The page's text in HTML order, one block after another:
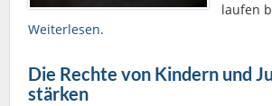
laufen
Weiterlesen.
Die Rechte von Kindern und
stärken